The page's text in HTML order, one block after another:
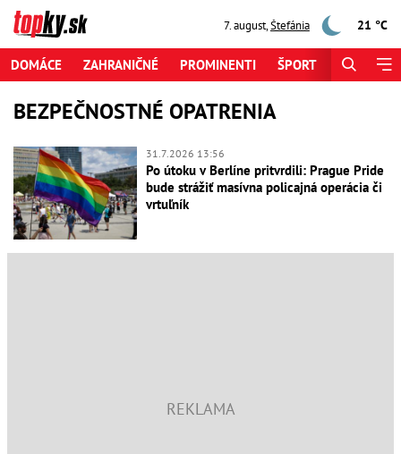
7. august,Štefánia 21 °C
DOMÁCE ZAHRANIČNÉ PROMINENTI ŠPORT
BEZPEČNOSTNÉ OPATRENIA
31.7.2026 13:56
Po útoku v Berlíne pritvrdili: Prague Pride
bude strážiť masívna policajná operácia či
vrtuľník